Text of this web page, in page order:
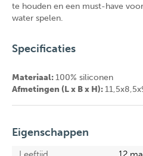
te houden en een must-have
water spelen.
Specificaties
Materiaal:100% siliconen
Afmetingen (L x B x H):
Eigenschappen